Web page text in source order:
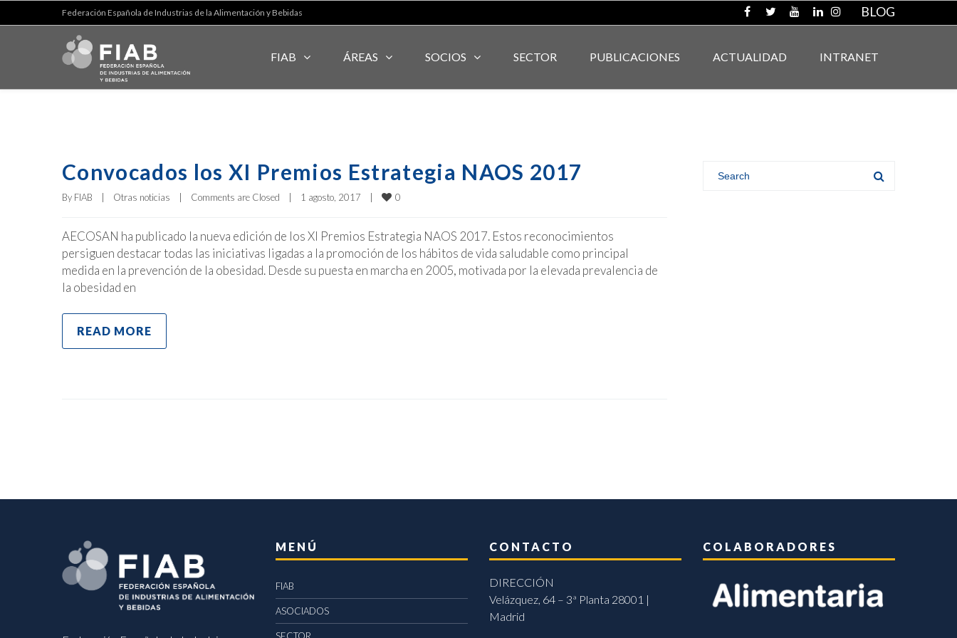
Federación Española de Industrias de la Alimentación y Bebidas BLOG
FIAB ÁREAS SOCIOS SECTOR PUBLICACIONES ACTUALIDAD INTRANET
Convocados los XI Premios Estrategia NAOS 2017
By FIAB Otras noticias Comments are Closed 1 agosto, 2017 0
AECOSAN ha publicado la nueva edición de los XI Premios Estrategia NAOS 2017. Estos reconocimientos
persiguen destacar todas las iniciativas ligadas a la promoción de los hábitos de vida saludable como principal
medida en la prevención de la obesidad. Desde su puesta en marcha en 2005, motivada por la elevada prevalencia de
la obesidad en
READ MORE
MENÚ
FIAB
ASOCIADOS
CONTACTO
DIRECCIÓN
Velázquez, 64 – 3ª Planta 28001 |
Madrid
COLABORADORES